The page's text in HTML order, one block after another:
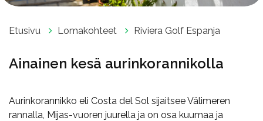
Etusivu Lomakohteet Riviera Golf Espanja
Ainainen kesä aurinkorannikolla
Aurinkorannikko eli Costa del Sol sijaitsee Välimeren
rannalla, Mijas-vuoren juurella ja on osa kuumaa ja